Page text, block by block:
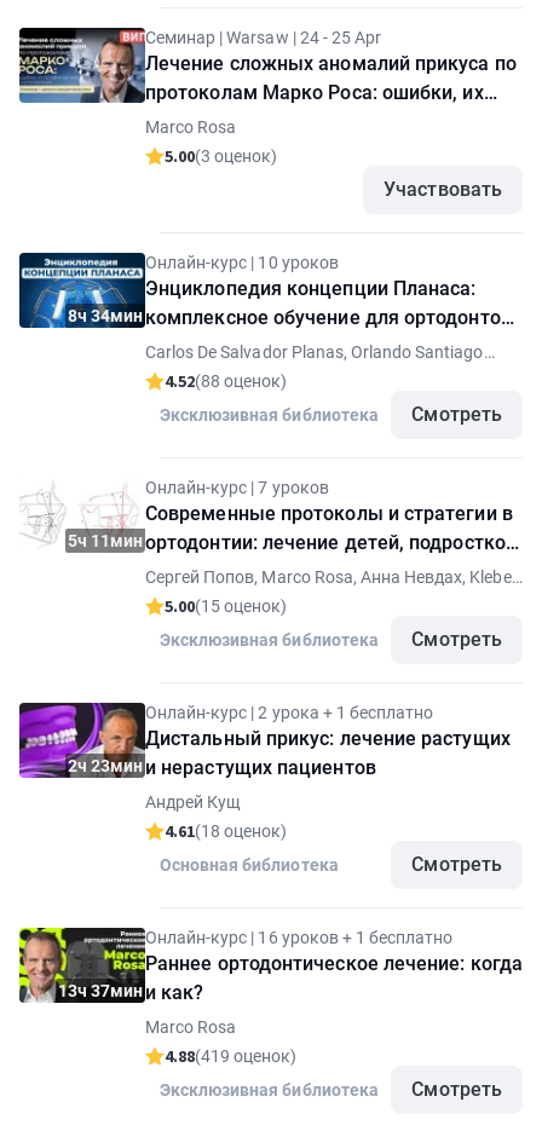
Семинар | Warsaw | 24 - 25 Apr
Лечение сложных аномалий прикуса по
протоколам Марко Роса: ошибки, их
профилактика и исправление. Семинар
+ демонстрация практики. Тариф "ВИП"
Marco Rosa
5.00(3 оценок)
Участвовать
8ч 34мин
Онлайн-курс | 10 уроков
Энциклопедия концепции Планаса:
комплексное обучение для ортодонтов
и зубных техников
Carlos De Salvador Planas, Orlando Santiago
Júnior
4.52(88 оценок)
Эксклюзивная библиотека
Смотреть
5ч 11мин
Онлайн-курс | 7 уроков
Современные протоколы и стратегии в
ортодонтии: лечение детей, подростков,
взрослых
Сергей Попов, Marco Rosa, Анна Невдах, Kleber
Meireles
5.00(15 оценок)
Эксклюзивная библиотека
Смотреть
2ч 23мин
Онлайн-курс | 2 урока + 1 бесплатно
Дистальный прикус: лечение растущих
и нерастущих пациентов
Андрей Кущ
4.61(18 оценок)
Основная библиотека
Смотреть
13ч 37мин
Онлайн-курс | 16 уроков + 1 бесплатно
Раннее ортодонтическое лечение: когда
и как?
Marco Rosa
4.88(419 оценок)
Эксклюзивная библиотека
Смотреть